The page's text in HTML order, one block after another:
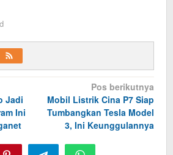
Jadi
Ini
Pos berikutnya
Mobil Listrik Cina P7 Siap
Tumbangkan Tesla Model
3, Ini Keunggulannya